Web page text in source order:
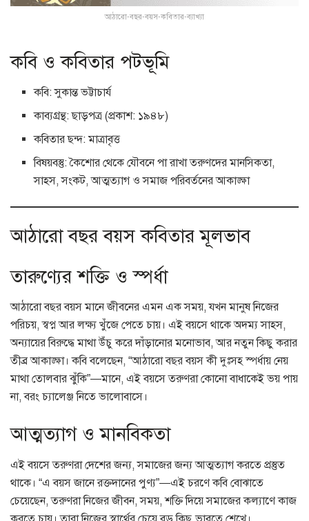
আঠারো-বছর-বয়স-কবিতার-ব্যাখ্যা
কবি ও কবিতার পটভূমি
কবি: সুকান্ত ভট্টাচার্য
কাব্যগ্রন্থ: ছাড়পত্র (প্রকাশ: ১৯৪৮)
কবিতার ছন্দ: মাত্রাবৃত্ত
বিষয়বস্তু: কৈশোর থেকে যৌবনে পা রাখা তরুণদের মানসিকতা,
সাহস, সংকট, আত্মত্যাগ ও সমাজ পরিবর্তনের আকাঙ্ক্ষা
আঠারো বছর বয়স কবিতার মূলভাব
তারুণ্যের শক্তি ও স্পর্ধা
আঠারো বছর বয়স মানে জীবনের এমন এক সময়, যখন মানুষ নিজের
পরিচয়, স্বপ্ন আর লক্ষ্য খুঁজে পেতে চায়। এই বয়সে থাকে অদম্য সাহস,
অন্যায়ের বিরুদ্ধে মাথা উঁচু করে দাঁড়ানোর মনোভাব, আর নতুন কিছু করার
তীব্র আকাঙ্ক্ষা। কবি বলেছেন, “আঠারো বছর বয়স কী দুঃসহ স্পর্ধায় নেয়
মাথা তোলবার ঝুঁকি”—মানে, এই বয়সে তরুণরা কোনো বাধাকেই ভয় পায়
না, বরং চ্যালেঞ্জ নিতে ভালোবাসে।
আত্মত্যাগ ও মানবিকতা
এই বয়সে তরুণরা দেশের জন্য, সমাজের জন্য আত্মত্যাগ করতে প্রস্তুত
থাকে। “এ বয়স জানে রক্তদানের পুণ্য”—এই চরণে কবি বোঝাতে
চেয়েছেন, তরুণরা নিজের জীবন, সময়, শক্তি দিয়ে সমাজের কল্যাণে কাজ